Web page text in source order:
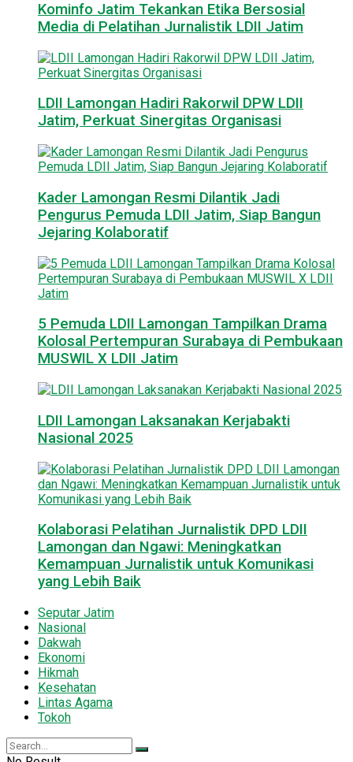
Kominfo Jatim Tekankan Etika Bersosial
Media di Pelatihan Jurnalistik LDII Jatim
LDII Lamongan Hadiri Rakorwil DPW LDII
Jatim, Perkuat Sinergitas Organisasi
Kader Lamongan Resmi Dilantik Jadi
Pengurus Pemuda LDII Jatim, Siap Bangun
Jejaring Kolaboratif
5 Pemuda LDII Lamongan Tampilkan Drama
Kolosal Pertempuran Surabaya di Pembukaan
MUSWIL X LDII Jatim
LDII Lamongan Laksanakan Kerjabakti
Nasional 2025
Kolaborasi Pelatihan Jurnalistik DPD LDII
Lamongan dan Ngawi: Meningkatkan
Kemampuan Jurnalistik untuk Komunikasi
yang Lebih Baik
Seputar Jatim
Nasional
Dakwah
Ekonomi
Hikmah
Kesehatan
Lintas Agama
Tokoh